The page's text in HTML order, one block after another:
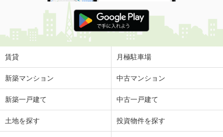
賃貸 月極駐車場
新築マンション 中古マンション
新築一戸建て 中古一戸建て
土地を探す 投資物件を探す